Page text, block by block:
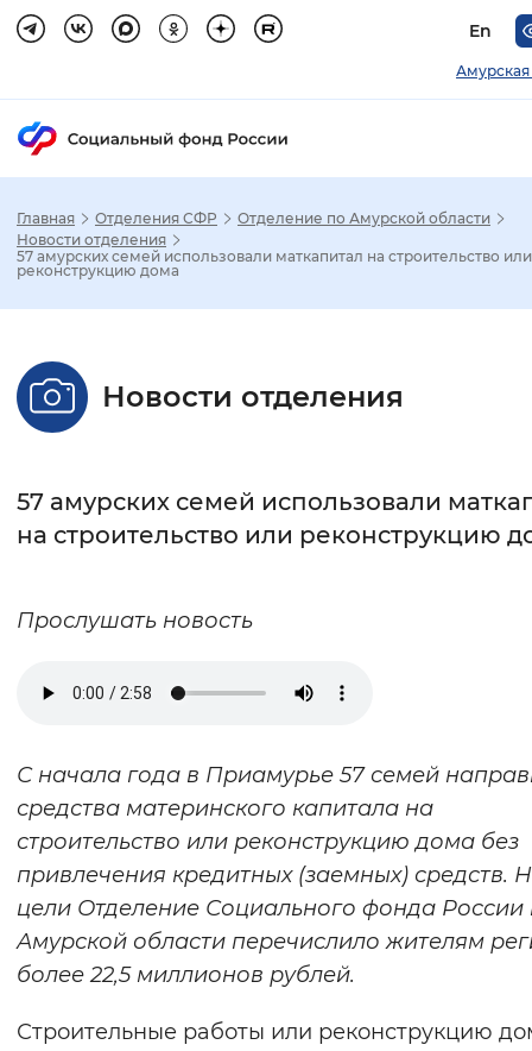
En
Амурская
Стандартный Увеличенный
Без засечек С засечками
Нормальный
Цвет сайта
Синий фон
Изображения
Включены Выключены
Звуковой ассистент
Главная Отделения СФР
Отделение по Амурской области
Новости отделения
57 амурских семей использовали маткапитал на строительство или
реконструкцию дома
Новости отделения
57 амурских семей использовали
на строительство или реконструкцию
Прослушать новость
С начала года в Приамурье 57 семей
средства материнского капитала на
строительство или реконструкцию дома без
привлечения кредитных (заемных) средств.
цели Отделение Социального фонда России
Амурской области перечислило жителям
более 22,5 миллионов рублей.
Строительные работы или реконструкцию